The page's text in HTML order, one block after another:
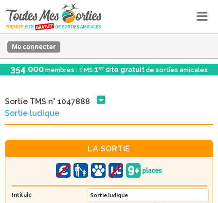
Me connecter
354 000 membres : TMS 1er site gratuit de sorties amicales
Sortie TMS n° 1047888
Sortie ludique
LA SORTIE
Intitulé
Sortie ludique